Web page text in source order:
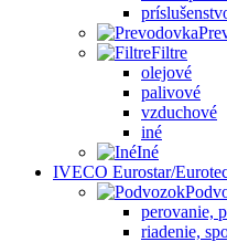
Filtre
olejové
palivové
vzduchové
iné
Iné
IVECO Eurostar/
perovanie,
riadenie,